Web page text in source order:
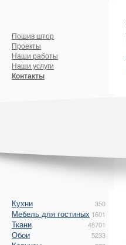
Пошив штор
Проекты
Наши работы
Наши услуги
Контакты
Кухни 350
Мебель для гостиных 1601
Ткани 48701
Обои 5233